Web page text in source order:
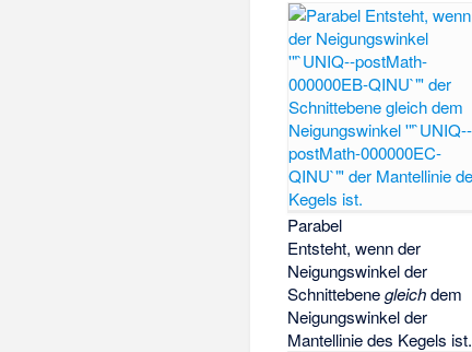
Parabel
Entsteht, wenn der
Neigungswinkelder
Schnittebenegleichdem
Neigungswinkelder
Mantellinie des Kegels ist.